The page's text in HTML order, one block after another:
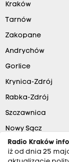
Kraków
Tarnów
Zakopane
Andrychów
Gorlice
Krynica-Zdrój
Rabka-Zdrój
Szczawnica
Nowy Sącz
Radio Kraków
iż od dnia 25